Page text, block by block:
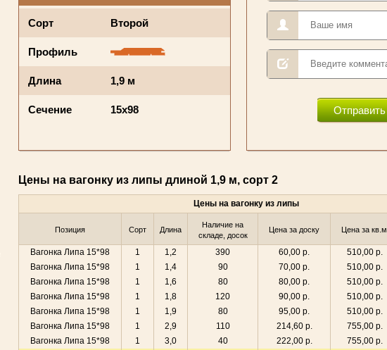
Сорт
Профиль
Длина
Сечение
Второй
1,9 м
15x98 Отправить
Цены на вагонку из липы длиной 1,9 м, сорт 2
Цены на вагонку из липы
Позиция Сорт Длина
Наличие на
складе, досок
Цена за доску Цена за кв.м.
Вагонка Липа 15*98 1 1,2 390 60,00 р. 510,00 р.
Вагонка Липа 15*98
1 1,4 90 70,00 р. 510,00 р.
Вагонка Липа 15*98
1 1,6 80 80,00 р. 510,00 р.
Вагонка Липа 15*98
1 1,8 120 90,00 р. 510,00 р.
Вагонка Липа 15*98
1 1,9 80 95,00 р. 510,00 р.
Вагонка Липа 15*98
1 2,9 110 214,60 р. 755,00 р.
Вагонка Липа 15*98
1 3,0 40 222,00 р. 755,00 р.